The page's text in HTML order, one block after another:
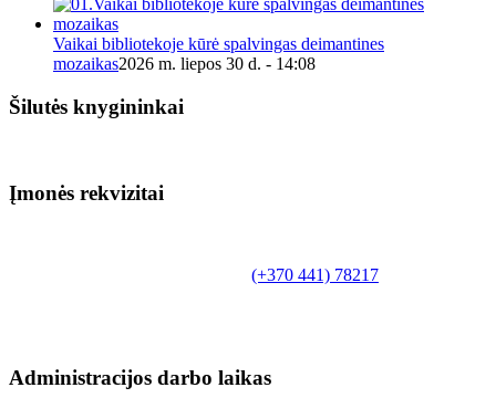
Vaikai bibliotekoje kūrė spalvingas deimantines
mozaikas2026 m. liepos 30 d. - 14:08
Šilutės knygininkai
Įmonės rekvizitai
(+370 441) 78217
Administracijos darbo laikas